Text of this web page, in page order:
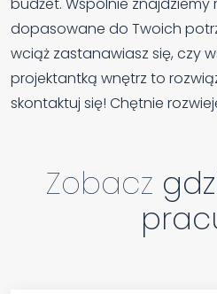
dopasowane do Twoich
wciąż zastanawiasz się, czy
projektantką wnętrz to
skontaktuj się! Chętnie
Zobacz